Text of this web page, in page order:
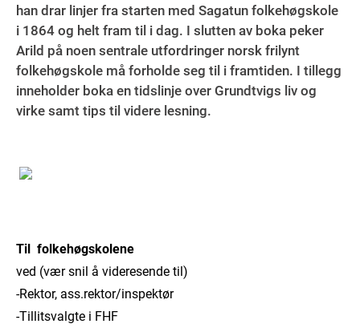
han drar linjer fra starten med Sagatun folkehøgskole
i 1864 og helt fram til i dag. I slutten av boka peker
Arild på noen sentrale utfordringer norsk frilynt
folkehøgskole må forholde seg til i framtiden. I tillegg
inneholder boka en tidslinje over Grundtvigs liv og
virke samt tips til videre lesning.
Til folkehøgskolene
ved (vær snil å videresende til)
-Rektor, ass.rektor/inspektør
-Tillitsvalgte i FHF